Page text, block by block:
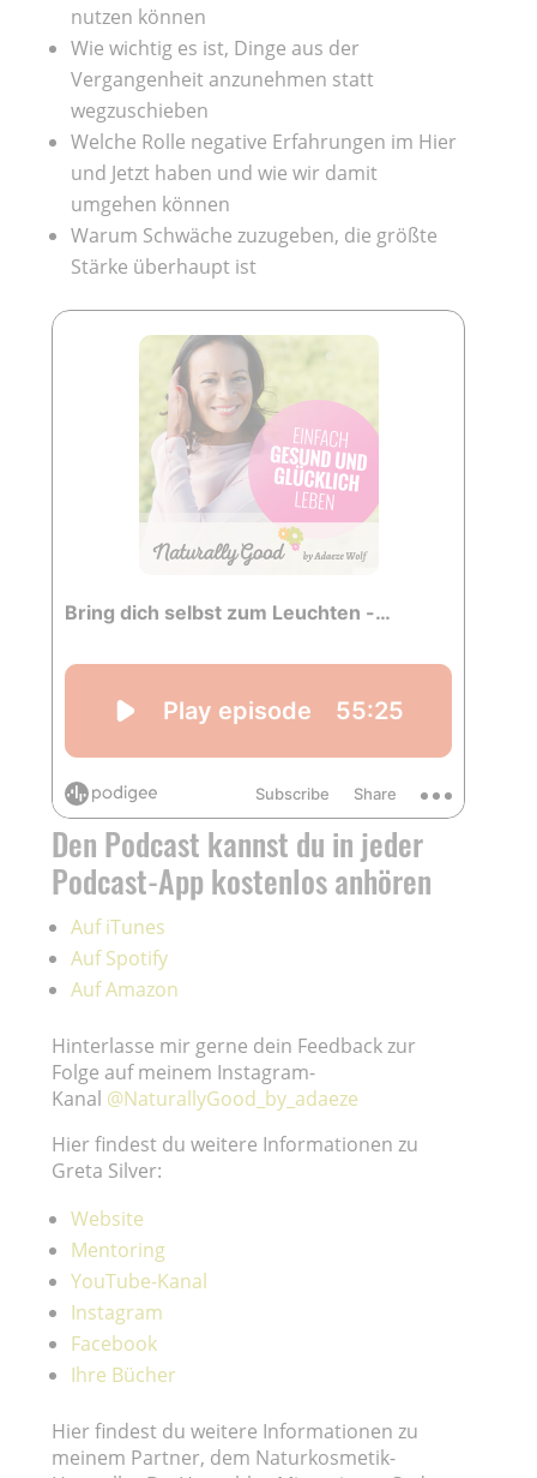
nutzen können
Wie wichtig es ist, Dinge aus der
Vergangenheit anzunehmen statt
wegzuschieben
Welche Rolle negative Erfahrungen im Hier
und Jetzt haben und wie wir damit
umgehen können
Warum Schwäche zuzugeben, die größte
Stärke überhaupt ist
Den Podcast kannst du in jeder
Podcast-App kostenlos anhören
Auf iTunes
Auf Spotify
Auf Amazon
Hinterlasse mir gerne dein Feedback zur
Folge auf meinem Instagram-
Kanal @NaturallyGood_by_adaeze
Hier findest du weitere Informationen zu
Greta Silver:
Website
Mentoring
YouTube-Kanal
Instagram
Facebook
Ihre Bücher
Hier findest du weitere Informationen zu
meinem Partner, dem Naturkosmetik-